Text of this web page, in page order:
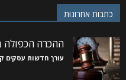
כתבות אחרונות
ההכרה הכפולה
עורך חדשות עסקים